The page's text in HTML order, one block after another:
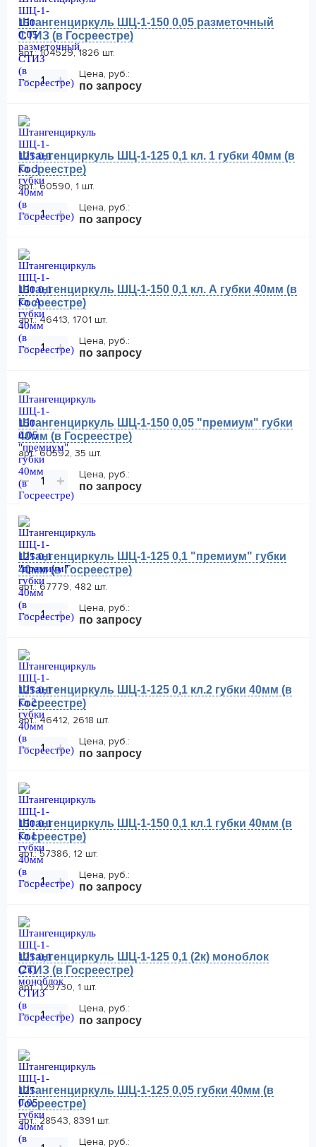
Штангенциркуль ШЦ-1-150 0,05 разметочный
СТИЗ (в Госреестре)
арт.: 104529, 1826 шт.
− +
Цена, руб.:
по запросу
Штангенциркуль ШЦ-1-125 0,1 кл. 1 губки 40мм (в
Госреестре)
арт.: 60590, 1 шт.
− +
Цена, руб.:
по запросу
Штангенциркуль ШЦ-1-150 0,1 кл. А губки 40мм (в
Госреестре)
арт.: 46413, 1701 шт.
− +
Цена, руб.:
по запросу
Штангенциркуль ШЦ-1-150 0,05 "премиум" губки
40мм (в Госреестре)
арт.: 60592, 35 шт.
− +
Цена, руб.:
по запросу
Штангенциркуль ШЦ-1-125 0,1 "премиум" губки
40мм (в Госреестре)
арт.: 67779, 482 шт.
− +
Цена, руб.:
по запросу
Штангенциркуль ШЦ-1-125 0,1 кл.2 губки 40мм (в
Госреестре)
арт.: 46412, 2618 шт.
− +
Цена, руб.:
по запросу
Штангенциркуль ШЦ-1-150 0,1 кл.1 губки 40мм (в
Госреестре)
арт.: 57386, 12 шт.
− +
Цена, руб.:
по запросу
Штангенциркуль ШЦ-1-125 0,1 (2к) моноблок
СТИЗ (в Госреестре)
арт.: 129730, 1 шт.
− +
Цена, руб.:
по запросу
Штангенциркуль ШЦ-1-125 0,05 губки 40мм (в
Госреестре)
арт.: 28543, 8391 шт.
Цена, руб.: